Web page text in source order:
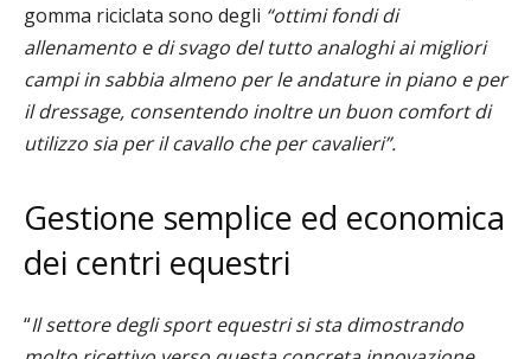
gomma riciclata sono degli “ottimi fondi di
allenamento e di svago del tutto analoghi ai migliori
campi in sabbia almeno per le andature in piano e per
il dressage, consentendo inoltre un buon comfort di
utilizzo sia per il cavallo che per cavalieri”.
Gestione semplice ed economica
dei centri equestri
“Il settore degli sport equestri si sta dimostrando